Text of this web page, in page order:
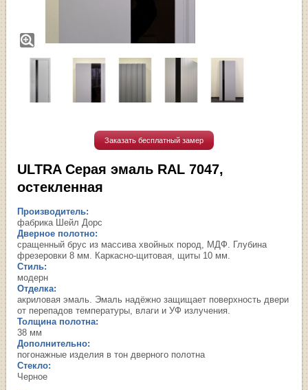
Заказать бесплатный замер
ULTRA Серая эмаль RAL 7047,
остекленная
Производитель:
фабрика Шейл Дорс
Дверное полотно:
сращенный брус из массива хвойных пород, МДФ. Глубина
фрезеровки 8 мм. Каркасно-щитовая, щиты 10 мм.
Стиль:
модерн
Отделка:
акриловая эмаль. Эмаль надёжно защищает поверхность двери
от перепадов температуры, влаги и УФ излучения.
Толщина полотна:
38 мм
Дополнительно:
погонажные изделия в тон дверного полотна
Стекло:
Черное